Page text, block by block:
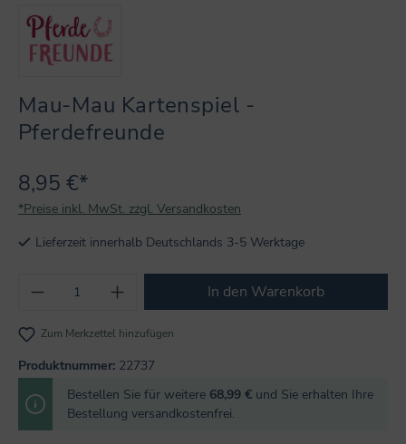
Mau-Mau Kartenspiel -
Pferdefreunde
8,95 €*
*Preise inkl. MwSt. zzgl. Versandkosten
Lieferzeit innerhalb Deutschlands 3-5 Werktage
Produkt Anzahl: Gib den gewünschten
In den Warenkorb
Zum Merkzettel hinzufügen
Produktnummer: 22737
Bestellen Sie für weitere 68,99 € und Sie erhalten Ihre
Bestellung versandkostenfrei.